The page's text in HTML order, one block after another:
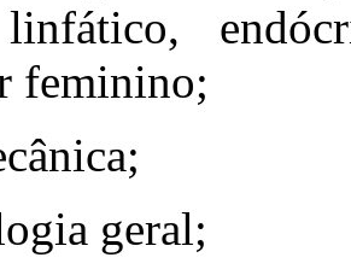
linfático,
feminino;
geral;